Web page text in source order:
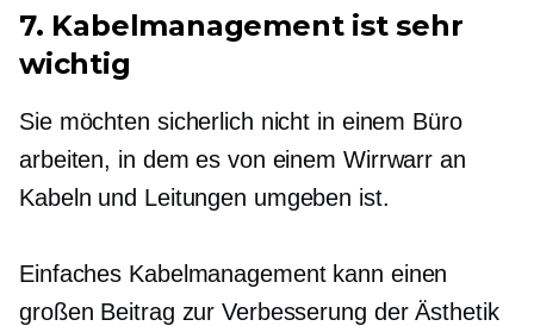
7. Kabelmanagement ist sehr
wichtig
Sie möchten sicherlich nicht in einem Büro
arbeiten, in dem es von einem Wirrwarr an
Kabeln und Leitungen umgeben ist.
Einfaches Kabelmanagement kann einen
großen Beitrag zur Verbesserung der Ästhetik